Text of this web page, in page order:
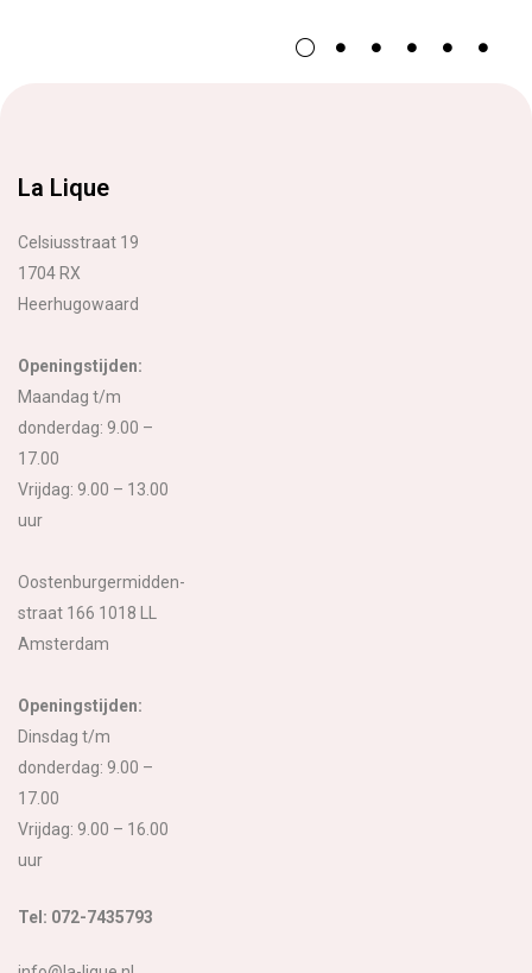
La Lique
Celsiusstraat 19
1704 RX
Heerhugowaard
Openingstijden:
Maandag t/m
donderdag: 9.00 –
17.00
Vrijdag: 9.00 – 13.00
uur
Oostenburgermidden-
straat 166 1018 LL
Amsterdam
Openingstijden:
Dinsdag t/m
donderdag: 9.00 –
17.00
Vrijdag: 9.00 – 16.00
uur
Tel: 072-7435793